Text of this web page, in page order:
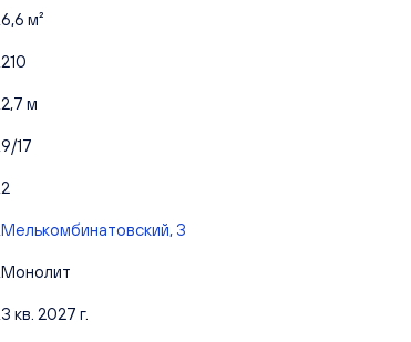
6,6 м²
210
2,7 м
9/17
2
Мелькомбинатовский, 3
Монолит
3 кв. 2027 г.